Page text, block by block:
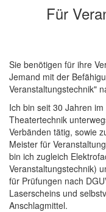
Für
Sie benötigen für ihre
Jemand mit der
Veranstaltungstechnik"
Ich bin seit 30 Jahren
Theatertechnik
Verbänden tätig, sowie
Meister für
bin ich zugleich
Veranstaltungstechnik)
für Prüfungen nach
Laserscheins und
Anschlagmittel.